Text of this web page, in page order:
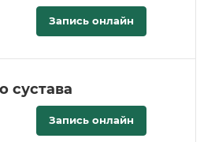
Запись онлайн
сустава
Запись онлайн